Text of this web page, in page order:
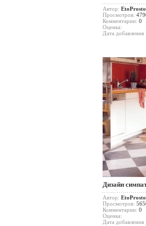
Автор: EtoProsto
Просмотров:
Комментарии: 0
Оценка:
Дата добавления :
Дизайн
Автор: EtoProsto
Просмотров:
Комментарии: 0
Оценка:
Дата добавления :